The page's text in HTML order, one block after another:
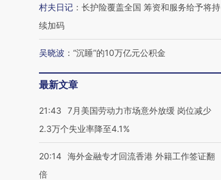
村夫日记 ： 长护险覆盖全国 筹资和服务给予将持
续加码
吴晓波 ： “沉睡”的10万亿元公积金
最新文章
21:43
7月美国劳动力市场意外放缓 岗位减少
2.3万个失业率降至4.1%
20:14 海外金融专才回流香港 外籍工作签证翻
倍